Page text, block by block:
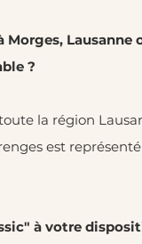
Morges,
?
la région
est
à votre